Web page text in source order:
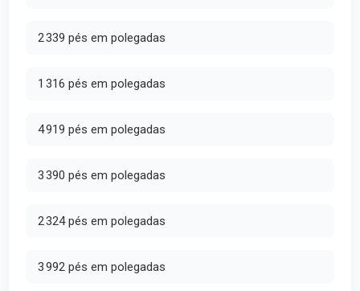
2 339 pés em polegadas
1 316 pés em polegadas
4 919 pés em polegadas
3 390 pés em polegadas
2 324 pés em polegadas
3 992 pés em polegadas